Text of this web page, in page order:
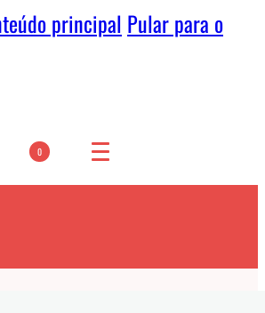
principal Pular para o
0